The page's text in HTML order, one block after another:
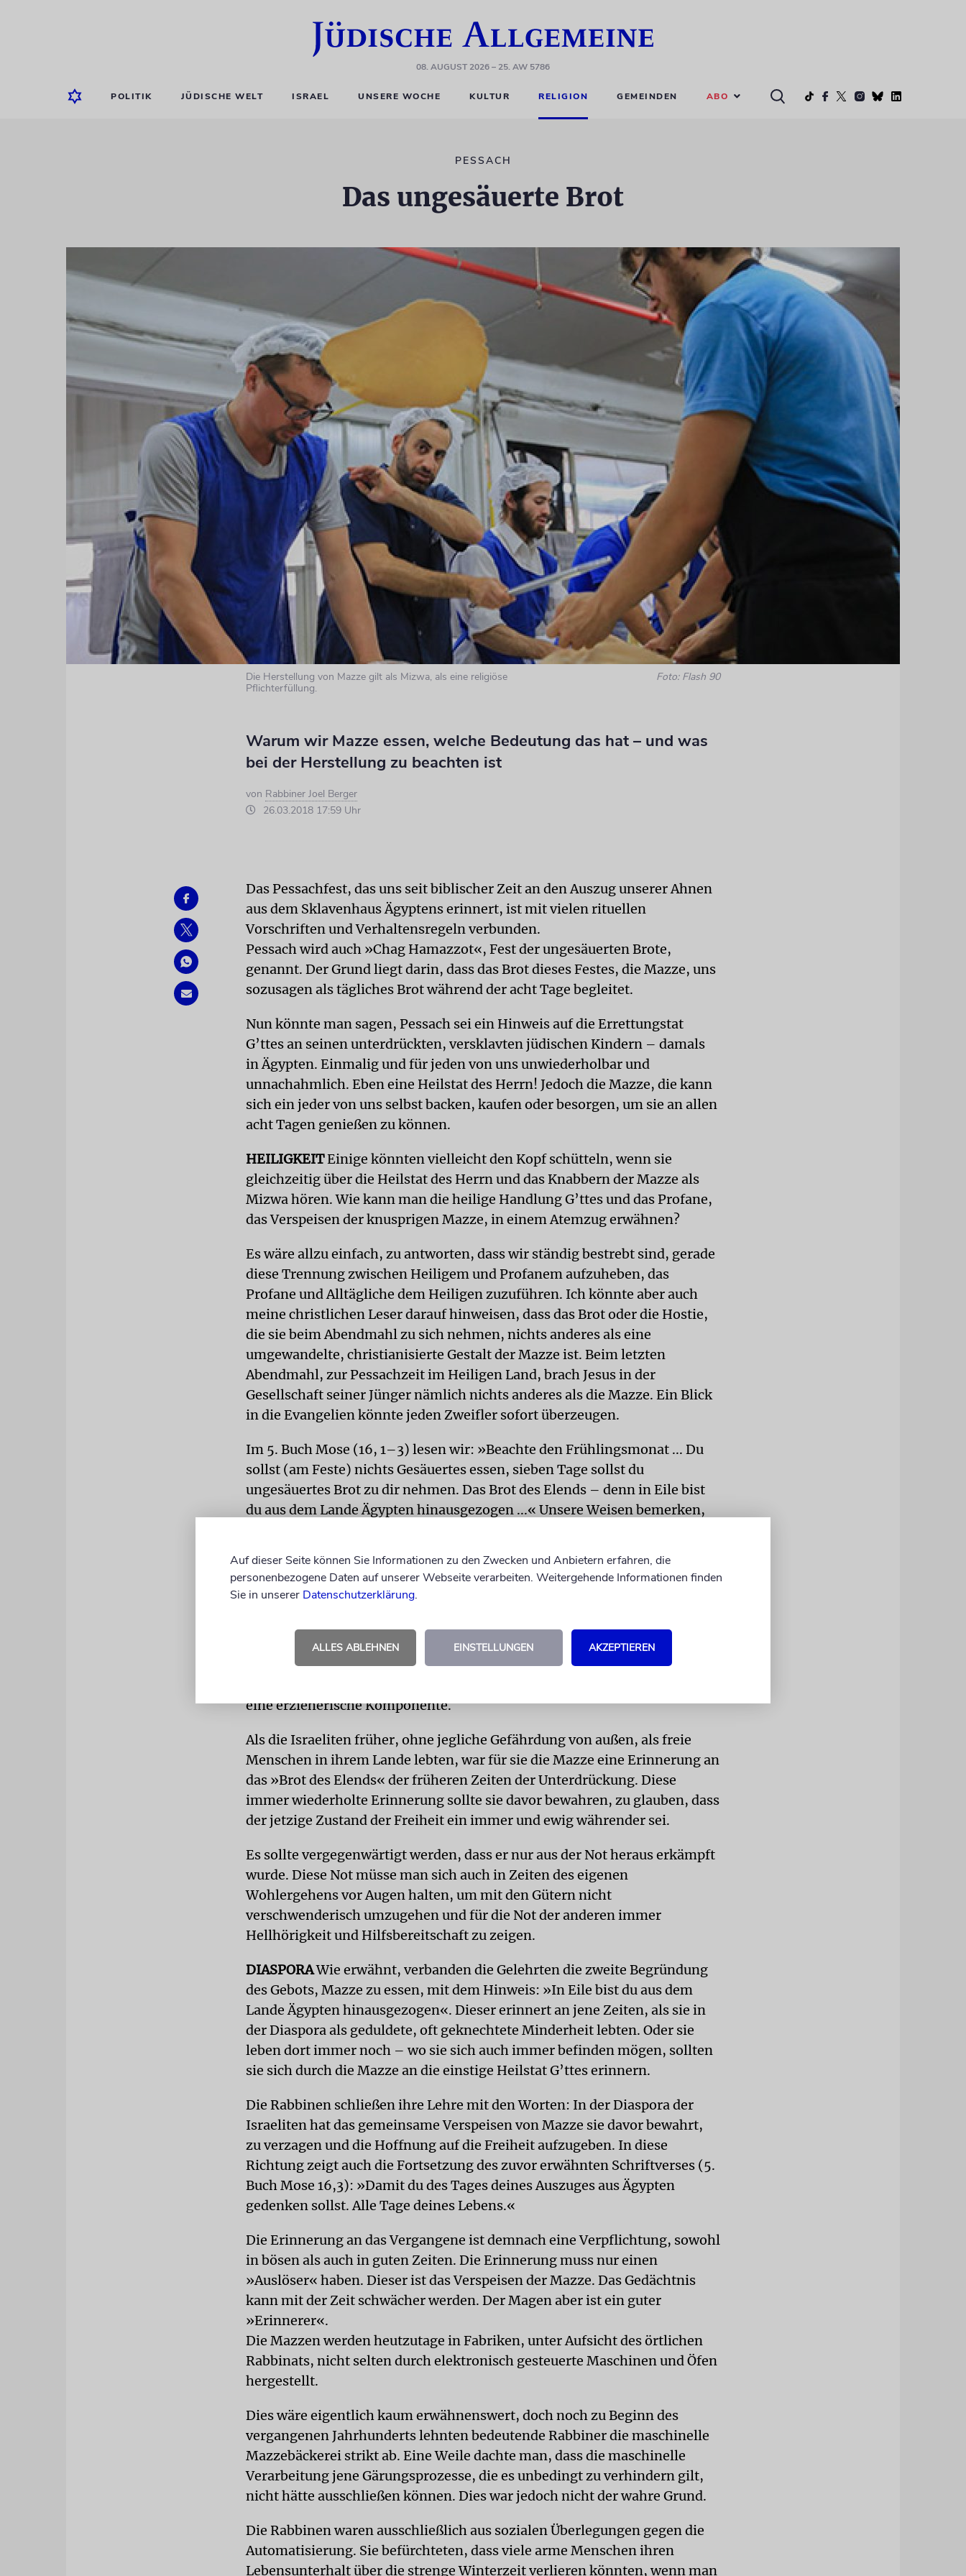
08. AUGUST 2026– 25. AW 5786
POLITIK JÜDISCHE WELT ISRAEL UNSERE WOCHE KULTUR RELIGION GEMEINDEN ABO
PESSACH
Das ungesäuerte Brot
Die Herstellung von Mazze gilt als Mizwa, als eine religiöse
Pflichterfüllung.
Foto: Flash 90
Warum wir Mazze essen, welche Bedeutung das hat – und was
bei der Herstellung zu beachten ist
von Rabbiner Joel Berger
26.03.2018 17:59 Uhr
Das Pessachfest, das uns seit biblischer Zeit an den Auszug unserer Ahnen
aus dem Sklavenhaus Ägyptens erinnert, ist mit vielen rituellen
Vorschriften und Verhaltensregeln verbunden.
Pessach wird auch »Chag Hamazzot«, Fest der ungesäuerten Brote,
genannt. Der Grund liegt darin, dass das Brot dieses Festes, die Mazze, uns
sozusagen als tägliches Brot während der acht Tage begleitet.
Nun könnte man sagen, Pessach sei ein Hinweis auf die Errettungstat
G’ttes an seinen unterdrückten, versklavten jüdischen Kindern – damals
in Ägypten. Einmalig und für jeden von uns unwiederholbar und
unnachahmlich. Eben eine Heilstat des Herrn! Jedoch die Mazze, die kann
sich ein jeder von uns selbst backen, kaufen oder besorgen, um sie an allen
acht Tagen genießen zu können.
HEILIGKEITEinige könnten vielleicht den Kopf schütteln, wenn sie
gleichzeitig über die Heilstat des Herrn und das Knabbern der Mazze als
Mizwa hören. Wie kann man die heilige Handlung G’ttes und das Profane,
das Verspeisen der knusprigen Mazze, in einem Atemzug erwähnen?
Es wäre allzu einfach, zu antworten, dass wir ständig bestrebt sind, gerade
diese Trennung zwischen Heiligem und Profanem aufzuheben, das
Profane und Alltägliche dem Heiligen zuzuführen. Ich könnte aber auch
meine christlichen Leser darauf hinweisen, dass das Brot oder die Hostie,
die sie beim Abendmahl zu sich nehmen, nichts anderes als eine
umgewandelte, christianisierte Gestalt der Mazze ist. Beim letzten
Abendmahl, zur Pessachzeit im Heiligen Land, brach Jesus in der
Gesellschaft seiner Jünger nämlich nichts anderes als die Mazze. Ein Blick
in die Evangelien könnte jeden Zweifler sofort überzeugen.
Im 5. Buch Mose (16, 1–3) lesen wir: »Beachte den Frühlingsmonat ... Du
sollst (am Feste) nichts Gesäuertes essen, sieben Tage sollst du
ungesäuertes Brot zu dir nehmen. Das Brot des Elends – denn in Eile bist
du aus dem Lande Ägypten hinausgezogen ...« Unsere Weisen bemerken,
»Brot des Elends« die Verpflichtung zur Erinnerung an frühere Not ein.
Zweitens die Erinnerung an die Hast des Auszugs, an die eilige Befreiung.
führten die Gelehrten aus. Es sei denn, es geschieht aus einem besonderen
Grund. Und sie meinten auch, den Sinn in der späteren, wechselvollen
eine erzieherische Komponente.
Als die Israeliten früher, ohne jegliche Gefährdung von außen, als freie
Menschen in ihrem Lande lebten, war für sie die Mazze eine Erinnerung an
das »Brot des Elends« der früheren Zeiten der Unterdrückung. Diese
immer wiederholte Erinnerung sollte sie davor bewahren, zu glauben, dass
der jetzige Zustand der Freiheit ein immer und ewig währender sei.
Es sollte vergegenwärtigt werden, dass er nur aus der Not heraus erkämpft
wurde. Diese Not müsse man sich auch in Zeiten des eigenen
Wohlergehens vor Augen halten, um mit den Gütern nicht
verschwenderisch umzugehen und für die Not der anderen immer
Hellhörigkeit und Hilfsbereitschaft zu zeigen.
DIASPORAWie erwähnt, verbanden die Gelehrten die zweite Begründung
des Gebots, Mazze zu essen, mit dem Hinweis: »In Eile bist du aus dem
Lande Ägypten hinausgezogen«. Dieser erinnert an jene Zeiten, als sie in
der Diaspora als geduldete, oft geknechtete Minderheit lebten. Oder sie
leben dort immer noch – wo sie sich auch immer befinden mögen, sollten
sie sich durch die Mazze an die einstige Heilstat G’ttes erinnern.
Die Rabbinen schließen ihre Lehre mit den Worten: In der Diaspora der
Israeliten hat das gemeinsame Verspeisen von Mazze sie davor bewahrt,
zu verzagen und die Hoffnung auf die Freiheit aufzugeben. In diese
Richtung zeigt auch die Fortsetzung des zuvor erwähnten Schriftverses (5.
Buch Mose 16,3): »Damit du des Tages deines Auszuges aus Ägypten
gedenken sollst. Alle Tage deines Lebens.«
Die Erinnerung an das Vergangene ist demnach eine Verpflichtung, sowohl
in bösen als auch in guten Zeiten. Die Erinnerung muss nur einen
»Auslöser« haben. Dieser ist das Verspeisen der Mazze. Das Gedächtnis
kann mit der Zeit schwächer werden. Der Magen aber ist ein guter
»Erinnerer«.
Die Mazzen werden heutzutage in Fabriken, unter Aufsicht des örtlichen
Rabbinats, nicht selten durch elektronisch gesteuerte Maschinen und Öfen
hergestellt.
Dies wäre eigentlich kaum erwähnenswert, doch noch zu Beginn des
vergangenen Jahrhunderts lehnten bedeutende Rabbiner die maschinelle
Mazzebäckerei strikt ab. Eine Weile dachte man, dass die maschinelle
Verarbeitung jene Gärungsprozesse, die es unbedingt zu verhindern gilt,
nicht hätte ausschließen können. Dies war jedoch nicht der wahre Grund.
Die Rabbinen waren ausschließlich aus sozialen Überlegungen gegen die
Automatisierung. Sie befürchteten, dass viele arme Menschen ihren
Lebensunterhalt über die strenge Winterzeit verlieren könnten, wenn man
Auf dieser Seite können Sie Informationen zu den Zwecken und Anbietern erfahren, die
personenbezogene Daten auf unserer Webseite verarbeiten. Weitergehende Informationen finden
Sie in unserer Datenschutzerklärung.
ALLES ABLEHNEN EINSTELLUNGEN AKZEPTIEREN